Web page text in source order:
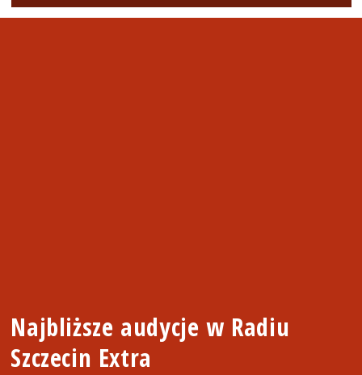
Najbliższe audycje w Radiu
Szczecin Extra